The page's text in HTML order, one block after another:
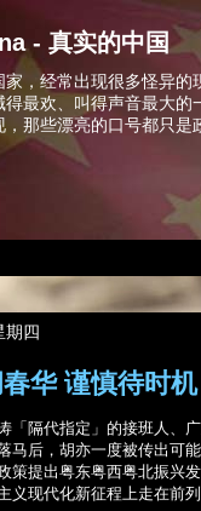
- 真实的中国
，经常出现很多怪异
最欢、叫得声音最大
那些漂亮的口号都只是
期四
春华 谨慎待时机
「隔代指定」的接班人、
马后，胡亦一度被传出可
策提出粤东粤西粤北振兴
义现代化新征程上走在前